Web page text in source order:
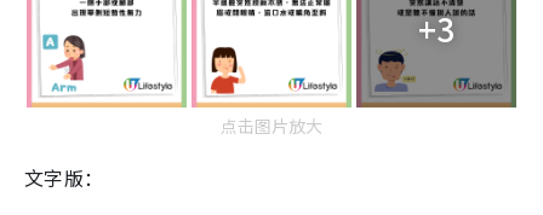
+3
点击图片放大
文字版：